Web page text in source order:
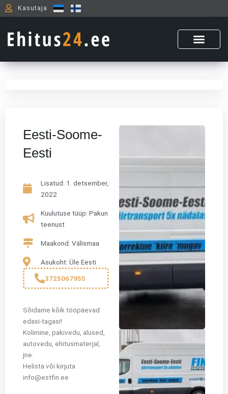
Skip
to
Kasutaja
Eesti-Soome-
Eesti
Lisatud: 1. detsember,
2022
Kuulutuse tüüp: Pakun
teenust
Maakond: Välismaa
Asukoht: Üle Eesti
3725067955
Sõidame kõik tööpäevad
edasi-tagasi!
Kolimine, pakivedu, alused,
autovedu, ehitusmaterjal,
jne.
Helista või kirjuta
info@estfin.ee